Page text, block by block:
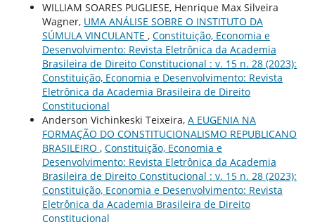
WILLIAM SOARES PUGLIESE, Henrique Max Silveira
Wagner, UMA ANÁLISE SOBRE O INSTITUTO DA
SÚMULA VINCULANTE , Constituição, Economia e
Desenvolvimento: Revista Eletrônica da Academia
Brasileira de Direito Constitucional : v. 15 n. 28 (2023):
Constituição, Economia e Desenvolvimento: Revista
Eletrônica da Academia Brasileira de Direito
Constitucional
Anderson Vichinkeski Teixeira, A EUGENIA NA
FORMAÇÃO DO CONSTITUCIONALISMO REPUBLICANO
BRASILEIRO , Constituição, Economia e
Desenvolvimento: Revista Eletrônica da Academia
Brasileira de Direito Constitucional : v. 15 n. 28 (2023):
Constituição, Economia e Desenvolvimento: Revista
Eletrônica da Academia Brasileira de Direito
Constitucional